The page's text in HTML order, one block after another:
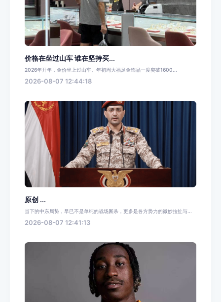
价格在坐过山车 谁在坚持买...
2026年开年，金价坐上过山车。年初周大福足金饰品一度突破1600...
2026-08-07 12:44:18
原创 ...
当下的中东局势，早已不是单纯的战场厮杀，更多是各方势力的微妙拉扯与...
2026-08-07 12:41:13